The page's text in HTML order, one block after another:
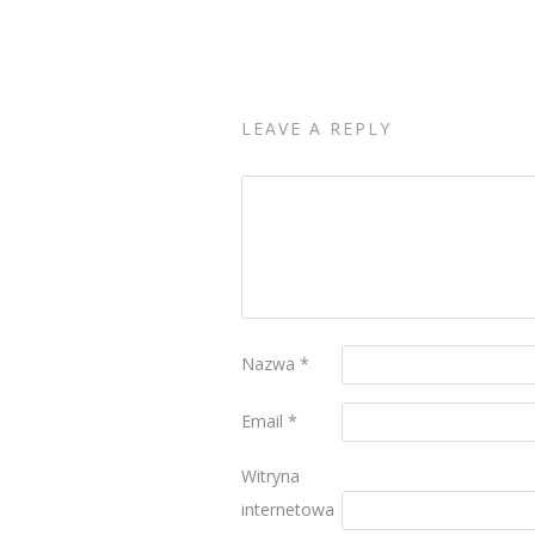
LEAVE A REPLY
Nazwa *
Email *
Witryna
internetowa